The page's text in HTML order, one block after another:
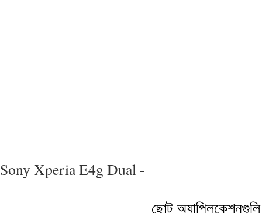
Sony Xperia E4g Dual -
ছোট অ্যাপ্লিকেশনগুলি